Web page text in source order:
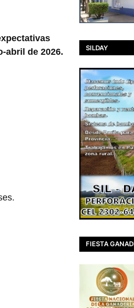
abril de 2026.
SILDAY
FIESTA